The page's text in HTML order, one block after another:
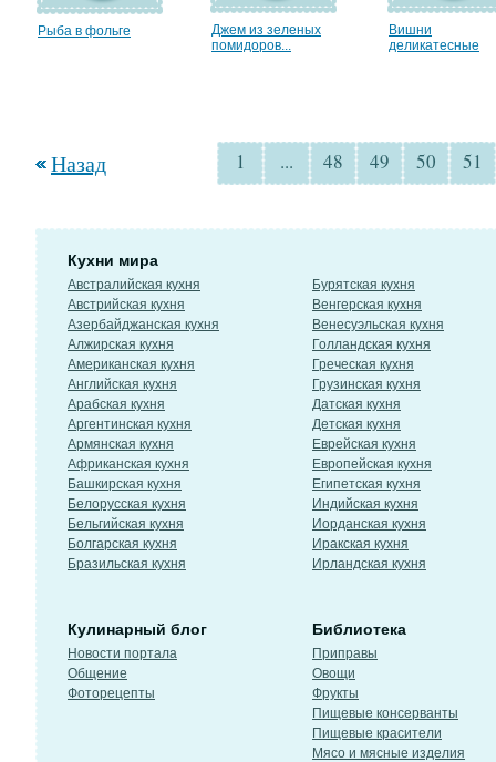
Рыба в фольге
Джем из зеленых
помидоров...
Вишни
деликатесные
Назад 1 ... 48 49 50 51
Кухни мира
Австралийская кухня
Австрийская кухня
Азербайджанская кухня
Алжирская кухня
Американская кухня
Английская кухня
Арабская кухня
Аргентинская кухня
Армянская кухня
Африканская кухня
Башкирская кухня
Белорусская кухня
Бельгийская кухня
Болгарская кухня
Бразильская кухня
Бурятская кухня
Венгерская кухня
Венесуэльская кухня
Голландская кухня
Греческая кухня
Грузинская кухня
Датская кухня
Детская кухня
Еврейская кухня
Европейская кухня
Египетская кухня
Индийская кухня
Иорданская кухня
Иракская кухня
Ирландская кухня
Кулинарный блог
Новости портала
Общение
Фоторецепты
Библиотека
Приправы
Овощи
Фрукты
Пищевые консерванты
Пищевые красители
Мясо и мясные изделия